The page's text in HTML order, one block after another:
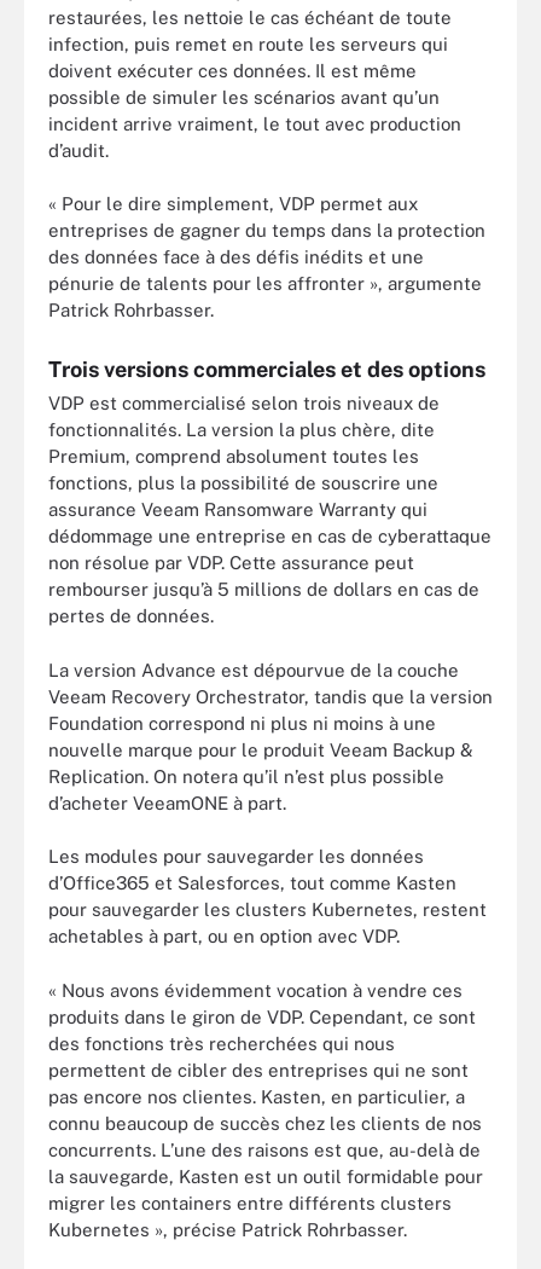
restaurées, les nettoie le cas échéant de toute
infection, puis remet en route les serveurs qui
doivent exécuter ces données. Il est même
possible de simuler les scénarios avant qu’un
incident arrive vraiment, le tout avec production
d’audit.
« Pour le dire simplement, VDP permet aux
entreprises de gagner du temps dans la protection
des données face à des défis inédits et une
pénurie de talents pour les affronter », argumente
Patrick Rohrbasser.
Trois versions commerciales et des options
VDP est commercialisé selon trois niveaux de
fonctionnalités. La version la plus chère, dite
Premium, comprend absolument toutes les
fonctions, plus la possibilité de souscrire une
assurance Veeam Ransomware Warranty qui
dédommage une entreprise en cas de cyberattaque
non résolue par VDP. Cette assurance peut
rembourser jusqu’à 5 millions de dollars en cas de
pertes de données.
La version Advance est dépourvue de la couche
Veeam Recovery Orchestrator, tandis que la version
Foundation correspond ni plus ni moins à une
nouvelle marque pour le produit Veeam Backup &
Replication. On notera qu’il n’est plus possible
d’acheter VeeamONE à part.
Les modules pour sauvegarder les données
d’Office365 et Salesforces, tout comme Kasten
pour sauvegarder les clusters Kubernetes, restent
achetables à part, ou en option avec VDP.
« Nous avons évidemment vocation à vendre ces
produits dans le giron de VDP. Cependant, ce sont
des fonctions très recherchées qui nous
permettent de cibler des entreprises qui ne sont
pas encore nos clientes. Kasten, en particulier, a
connu beaucoup de succès chez les clients de nos
concurrents. L’une des raisons est que, au-delà de
la sauvegarde, Kasten est un outil formidable pour
migrer les containers entre différents clusters
Kubernetes », précise Patrick Rohrbasser.